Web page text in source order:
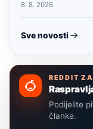
8. 8. 2026.
Sve novosti
REDDIT
Podijelite
članke.